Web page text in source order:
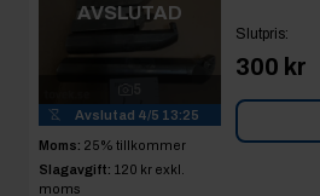
AVSLUTAD
Avslutad 4/5 13:25
Moms: 25% tillkommer
Slagavgift: 120 kr exkl.
moms
Slutpris:
300 kr